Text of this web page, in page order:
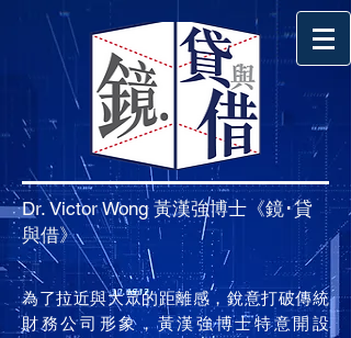
Dr. Victor Wong 黃漢強博士《鏡･貸
與借》
為了拉近與大眾的距離感，銳意打破傳統
財務公司形象，黃漢強博士特意開設